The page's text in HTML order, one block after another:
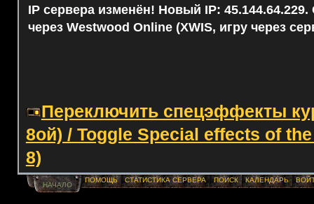
IP сервера изменён! Новый IP: 45.144.64.229.
через Westwood Online (XWIS, игру через
Переключить спецэффекты
8ой) / Toggle Special effects of
8)
НАЧАЛО
ПОМОЩЬ СТАТИСТИКА СЕРВЕРА ПОИСК КАЛЕНДАРЬ